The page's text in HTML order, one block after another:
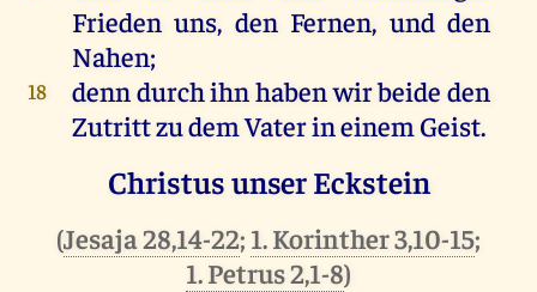
Frieden uns, denFernen, und den
Nahen;
18 denndurchihnhabenwirbeide den
ZutrittzudemVaterineinem Geist.
Christus unser Eckstein
(Jesaja 28,14-22; 1. Korinther 3,10-15;
1. Petrus 2,1-8)